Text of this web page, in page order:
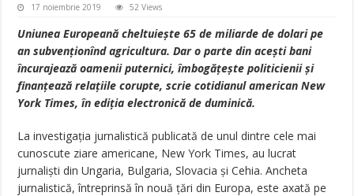
17 noiembrie 2019 52 Views
Uniunea Europeană cheltuiește 65 de miliarde de dolari pe
an subvenționînd agricultura. Dar o parte din acești bani
încurajează oamenii puternici, îmbogățește politicienii și
finanțează relațiile corupte, scrie cotidianul american New
York Times, în ediția electronică de duminică.
La investigația jurnalistică publicată de unul dintre cele mai
cunoscute ziare americane, New York Times, au lucrat
jurnaliști din Ungaria, Bulgaria, Slovacia și Cehia. Ancheta
jurnalistică, întreprinsă în nouă țări din Europa, este axată pe